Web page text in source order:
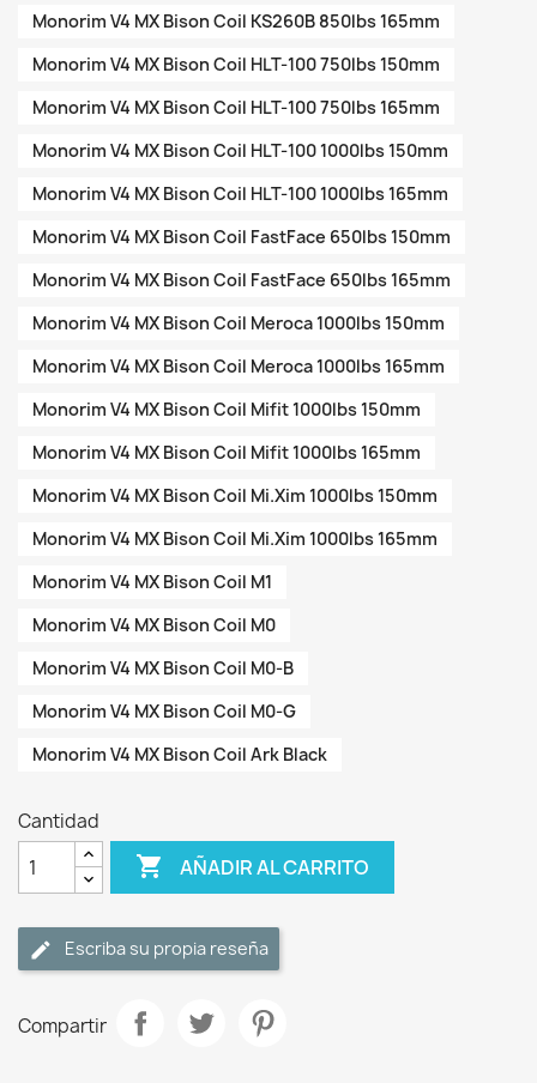
Monorim V4 MX Bison Coil KS260B 850lbs 165mm
Monorim V4 MX Bison Coil HLT-100 750lbs 150mm
Monorim V4 MX Bison Coil HLT-100 750lbs 165mm
Monorim V4 MX Bison Coil HLT-100 1000lbs 150mm
Monorim V4 MX Bison Coil HLT-100 1000lbs 165mm
Monorim V4 MX Bison Coil FastFace 650lbs 150mm
Monorim V4 MX Bison Coil FastFace 650lbs 165mm
Monorim V4 MX Bison Coil Meroca 1000lbs 150mm
Monorim V4 MX Bison Coil Meroca 1000lbs 165mm
Monorim V4 MX Bison Coil Mifit 1000lbs 150mm
Monorim V4 MX Bison Coil Mifit 1000lbs 165mm
Monorim V4 MX Bison Coil Mi.Xim 1000lbs 150mm
Monorim V4 MX Bison Coil Mi.Xim 1000lbs 165mm
Monorim V4 MX Bison Coil M1
Monorim V4 MX Bison Coil M0
Monorim V4 MX Bison Coil M0-B
Monorim V4 MX Bison Coil M0-G
Monorim V4 MX Bison Coil Ark Black
Cantidad
 AÑADIR AL CARRITO
Escriba su propia reseña
Compartir